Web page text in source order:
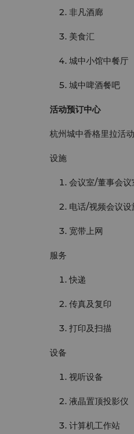
非凡酒廊
美食汇
城中小馆中餐厅
城中啤酒餐吧
活动预订中心
杭州城中香格里拉活
设施
会议室/董事会议
电话/视频会议设
宽带上网
服务
快递
传真及复印
打印及扫描
设备
视听设备
液晶置顶投影仪
计算机工作站